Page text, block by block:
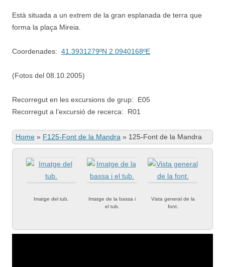
Està situada a un extrem de la gran esplanada de terra que
forma la plaça Mireia.
Coordenades: 41.3931279ºN 2.0940168ºE
(Fotos del 08.10.2005)
Recorregut en les excursions de grup: E05
Recorregut a l’excursió de recerca: R01
Home » F125-Font de la Mandra » 125-Font de la Mandra
Imatge del tub.
Imatge de la bassa i
el tub.
Vista general de la
font.